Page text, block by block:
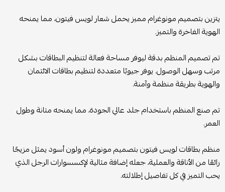
يتزين بتصميم مونوغرام مميز يحمل شعار لويس فيتون، مما يمنحه
الهوية الفاخرة والتميز.
تم تصميم المنظم بدقة ليوفر مساحة فعالة لتنظيم البطاقات بشكل
مرتب وسهل الوصول. يوفر جيوبًا متعددة لتنظيم بطاقات الائتمان
والهوية بطريقة منظمة وآمنة.
تم صنع المنظم باستخدام جلد عالي الجودة، مما يمنحه متانة وطول
العمر.
منظم بطاقات لويس فيتون بتصميم مونوغرام ولون أسود يمثل مزيجًا
رائعًا من الأناقة والعملية، جعله إضافة مثالية لإكسسوارات الرجل الذي
يحب التميز في كل تفاصيل إطلالته.